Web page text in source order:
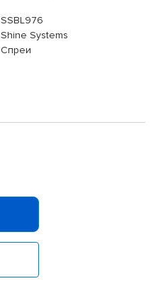
SSBL976
Shine Systems
Спреи